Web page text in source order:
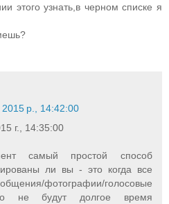
этого узнать,в черном списке я
2015 р., 14:42:00
г., 14:35:00
самый простой способ
ли вы - это когда все
фотографии/голосовые
не будут долгое время